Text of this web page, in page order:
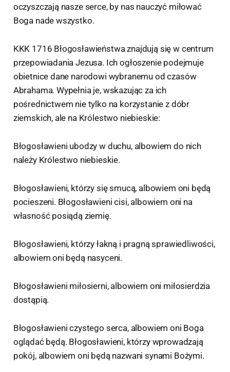
oczyszczają nasze serce, by nas nauczyć miłować
Boga nade wszystko.
KKK 1716 Błogosławieństwa znajdują się w centrum
przepowiadania Jezusa. Ich ogłoszenie podejmuje
obietnice dane narodowi wybranemu od czasów
Abrahama. Wypełnia je, wskazując za ich
pośrednictwem nie tylko na korzystanie z dóbr
ziemskich, ale na Królestwo niebieskie:
Błogosławieni ubodzy w duchu, albowiem do nich
należy Królestwo niebieskie.
Błogosławieni, którzy się smucą, albowiem oni będą
pocieszeni. Błogosławieni cisi, albowiem oni na
własność posiądą ziemię.
Błogosławieni, którzy łakną i pragną sprawiedliwości,
albowiem oni będą nasyceni.
Błogosławieni miłosierni, albowiem oni miłosierdzia
dostąpią.
Błogosławieni czystego serca, albowiem oni Boga
oglądać będą. Błogosławieni, którzy wprowadzają
pokój, albowiem oni będą nazwani synami Bożymi.